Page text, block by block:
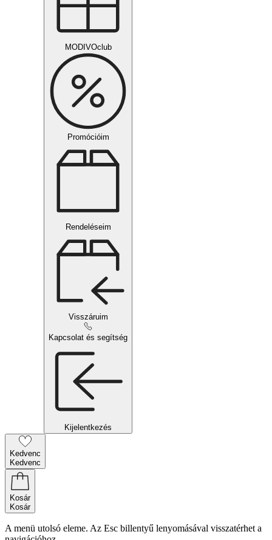
MODIVOclub
Promócióim
Rendeléseim
Visszáruim
Kapcsolat és segítség
Kijelentkezés
Kedvenc
Kedvenc
Kosár
Kosár
A menü utolsó eleme. Az Esc billentyű lenyomásával visszatérhet a